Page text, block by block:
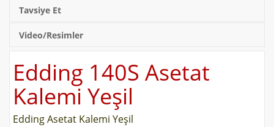
Tavsiye Et
Video/Resimler
Edding 140S Asetat
Kalemi Yeşil
Edding Asetat Kalemi Yeşil